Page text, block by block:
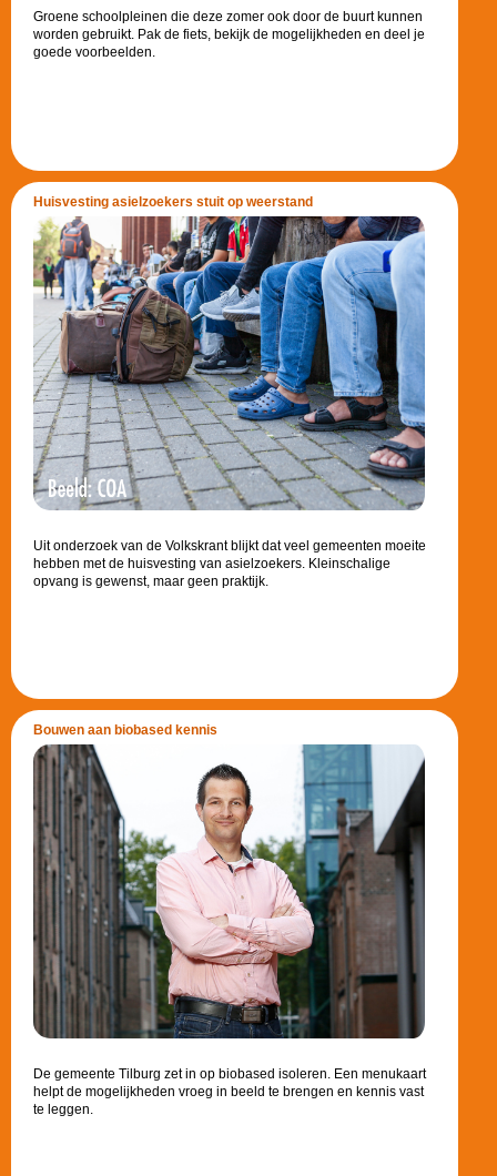
Groene schoolpleinen die deze zomer ook door de buurt kunnen
worden gebruikt. Pak de fiets, bekijk de mogelijkheden en deel je
goede voorbeelden.
Huisvesting asielzoekers stuit op weerstand
Uit onderzoek van de Volkskrant blijkt dat veel gemeenten moeite
hebben met de huisvesting van asielzoekers. Kleinschalige
opvang is gewenst, maar geen praktijk.
Bouwen aan biobased kennis
De gemeente Tilburg zet in op biobased isoleren. Een menukaart
helpt de mogelijkheden vroeg in beeld te brengen en kennis vast
te leggen.